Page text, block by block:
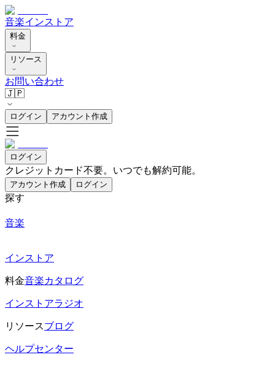
音楽インストア
料金
リソース
お問い合わせ
🇯🇵
ログイン アカウント作成
ログイン
クレジットカード不要。いつでも解約可能。
アカウント作成 ログイン
探す
音楽
インストア
料金音楽カタログ
インストアラジオ
リソースブログ
ヘルプセンター